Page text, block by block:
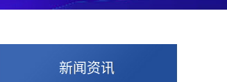
新闻资讯